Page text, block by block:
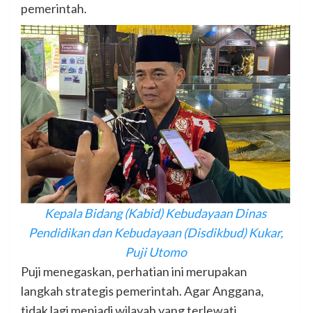
pemerintah.
Kepala Bidang (Kabid) Kebudayaan Dinas
Pendidikan dan Kebudayaan (Disdikbud) Kukar,
Puji Utomo
Puji menegaskan, perhatian ini merupakan
langkah strategis pemerintah. Agar Anggana,